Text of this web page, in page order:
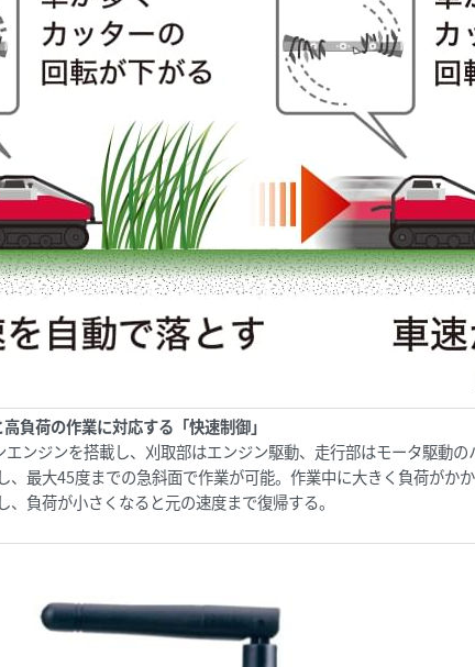
負荷の作業に対応する「快速制御」
ンジンを搭載し、刈取部はエンジン駆動、走行部はモータ駆動
、最大45度までの急斜面で作業が可能。作業中に大きく負荷がか
、負荷が小さくなると元の速度まで復帰する。